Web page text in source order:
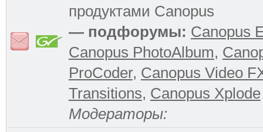
продуктами Canopus
— подфорумы: Canopus
Canopus PhotoAlbum,
ProCoder, Canopus Video
Transitions, Canopus Xplode
Модераторы: